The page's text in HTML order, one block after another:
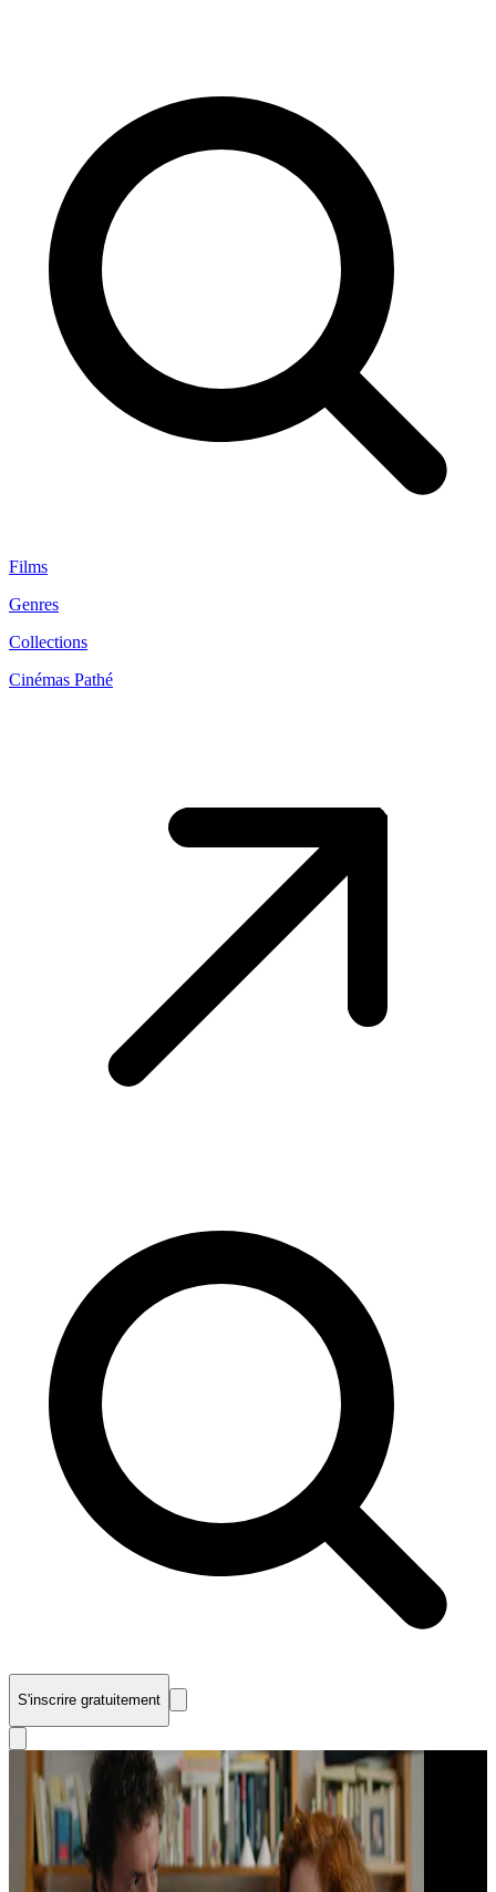
Films
Genres
Collections
Cinémas Pathé
S'inscrire gratuitement